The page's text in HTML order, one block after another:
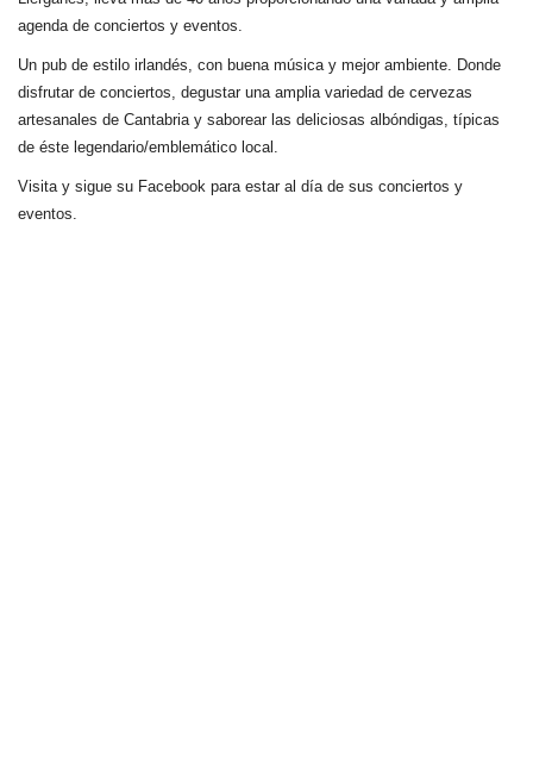
agenda de conciertos y eventos.
Un pub de estilo irlandés, con buena música y mejor ambiente. Donde
disfrutar de conciertos, degustar una amplia variedad de cervezas
artesanales de Cantabria y saborear las deliciosas albóndigas, típicas
de éste legendario/emblemático local.
Visita y sigue su Facebook para estar al día de sus conciertos y
eventos.